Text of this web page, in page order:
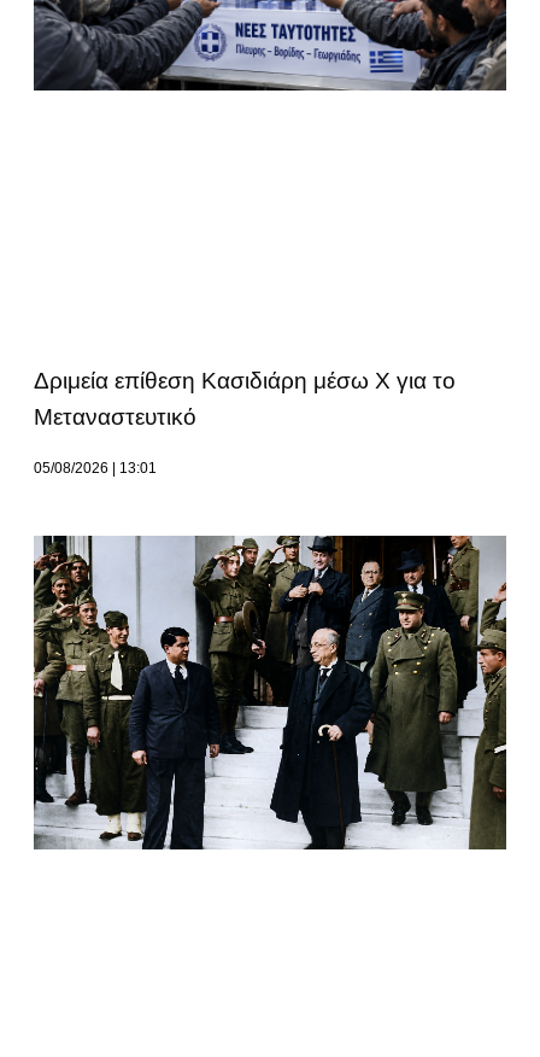
Δριμεία επίθεση Κασιδιάρη μέσω Χ για το
Μεταναστευτικό
05/08/2026 13:01